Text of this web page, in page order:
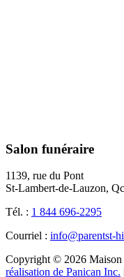
Salon funéraire
1139, rue du Pont
St-Lambert-de-Lauzon,
Tél. : 1 844 696-2295
Courriel : info@parentst-
Copyright © 2026 Maison
réalisation de Panican Inc.